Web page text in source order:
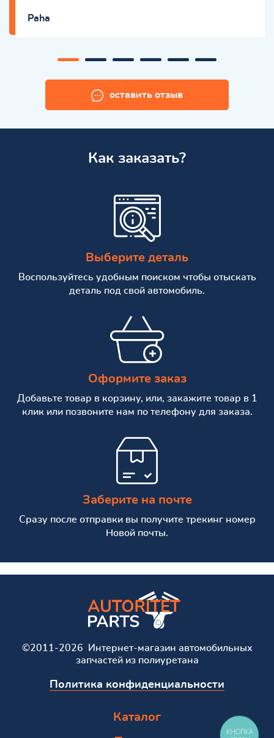
Paha
оставить отзыв
Как заказать?
Выберите деталь
Воспользуйтесь удобным поиском чтобы отыскать
деталь под свой автомобиль.
Оформите заказ
Добавьте товар в корзину, или, закажите товар в 1
клик или позвоните нам по телефону для заказа.
Заберите на почте
Сразу после отправки вы получите трекинг номер
Новой почты.
©2011-2026 Интернет-магазин автомобильных
запчастей из полиуретана
Политика конфиденциальности
Каталог
КНОПКА